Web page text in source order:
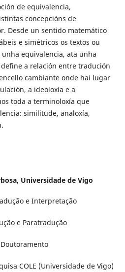
de equivalencia,
concepcións de
Desde un sentido matemático
e simétricos os textos ou
equivalencia, ata unha
a relación entre tradución
cambiante onde hai lugar
a ideoloxía e a
toda a terminoloxía que
similitude, analoxía,
Universidade de Vigo
e Interpretação
e Paratradução
COLE (Universidade de Vigo)